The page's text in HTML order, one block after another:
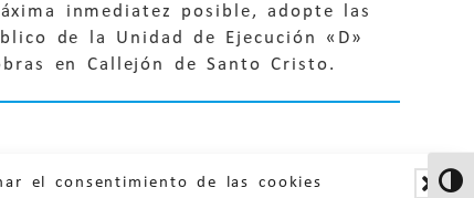
el consentimiento de las cookies
inmediatez posible, adopte las
de la Unidad de Ejecución «D»
en Callejón de Santo Cristo.